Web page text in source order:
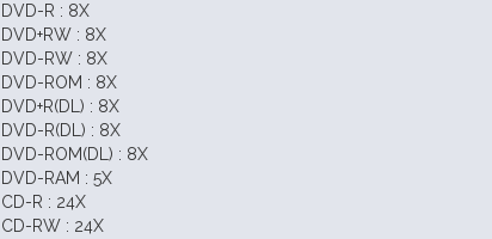
DVD-R : 8X
DVD+RW : 8X
DVD-RW : 8X
DVD-ROM : 8X
DVD+R(DL) : 8X
DVD-R(DL) : 8X
DVD-ROM(DL) : 8X
DVD-RAM : 5X
CD-R : 24X
CD-RW : 24X